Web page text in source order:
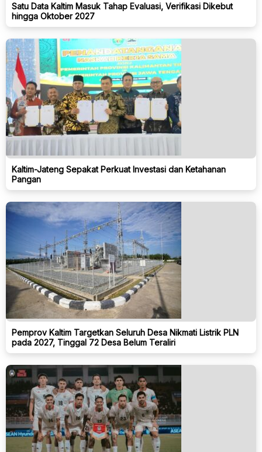
Satu Data Kaltim Masuk Tahap Evaluasi, Verifikasi Dikebut
hingga Oktober 2027
Kaltim-Jateng Sepakat Perkuat Investasi dan Ketahanan
Pangan
Pemprov Kaltim Targetkan Seluruh Desa Nikmati Listrik PLN
pada 2027, Tinggal 72 Desa Belum Teraliri